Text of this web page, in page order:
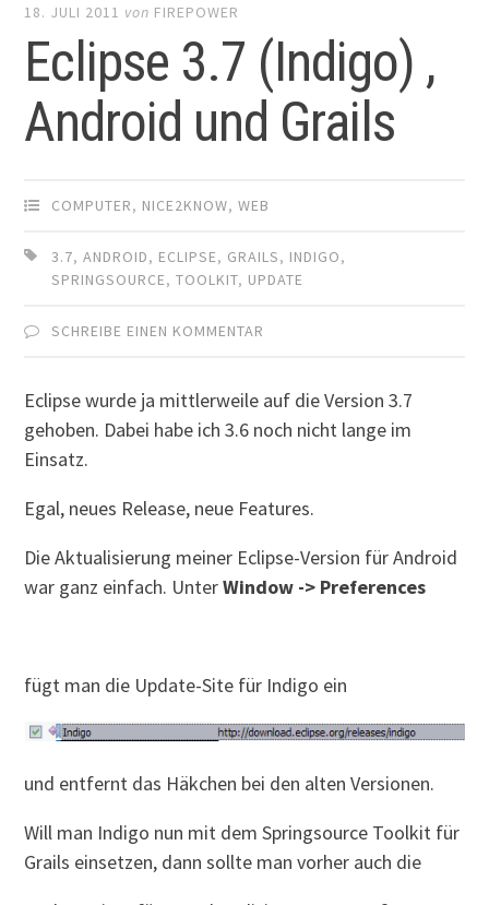
18. JULI 2011 von FIREPOWER
Eclipse 3.7 (Indigo) ,
Android und Grails
COMPUTER, NICE2KNOW,WEB
3.7,ANDROID, ECLIPSE, GRAILS, INDIGO,
SPRINGSOURCE,TOOLKIT, UPDATE
SCHREIBE EINEN KOMMENTAR
Eclipse wurde ja mittlerweile auf die Version 3.7
gehoben. Dabei habe ich 3.6 noch nicht lange im
Einsatz.
Egal, neues Release, neue Features.
Die Aktualisierung meiner Eclipse-Version für Android
war ganz einfach. UnterWindow -> Preferences
fügt man die Update-Site für Indigo ein
und entfernt das Häkchen bei den alten Versionen.
Will man Indigo nun mit dem Springsource Toolkit für
Grails einsetzen, dann sollte man vorher auch die